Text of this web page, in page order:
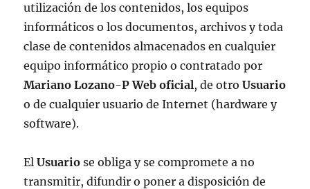
utilización de los contenidos, los equipos
informáticos o los documentos, archivos y toda
clase de contenidos almacenados en cualquier
equipo informático propio o contratado por
Mariano Lozano-P Web oficial, de otroUsuario
o de cualquier usuario de Internet (hardware y
software).
ElUsuario se obliga y se compromete a no
transmitir, difundir o poner a disposición de